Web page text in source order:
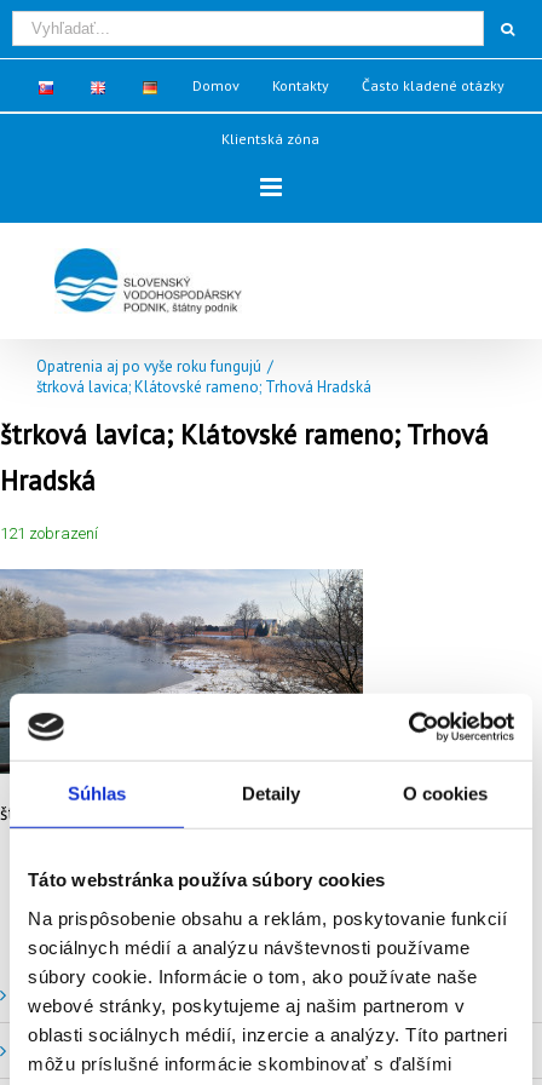
Súhlas Detaily O cookies
Táto webstránka používa súbory cookies
Na prispôsobenie obsahu a reklám, poskytovanie funkcií
sociálnych médií a analýzu návštevnosti používame
súbory cookie. Informácie o tom, ako používate naše
webové stránky, poskytujeme aj našim partnerom v
oblasti sociálnych médií, inzercie a analýzy. Títo partneri
môžu príslušné informácie skombinovať s ďalšími
Domov Kontakty Často kladené otázky
Klientská zóna
Opatrenia aj po vyše roku fungujú /
štrková lavica; Klátovské rameno; Trhová Hradská
štrková lavica; Klátovské rameno; Trhová
Hradská
121 zobrazení
štrková lavica; Klátovské rameno; Trhová Hradská
Vodné stavy a prietoky SHMU
Stavy a prietoky SVP, š. p.